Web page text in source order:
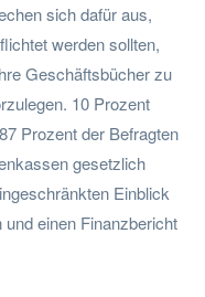
sich dafür aus,
werden sollten,
Geschäftsbücher zu
10 Prozent
Prozent der Befragten
gesetzlich
Einblick
einen Finanzbericht